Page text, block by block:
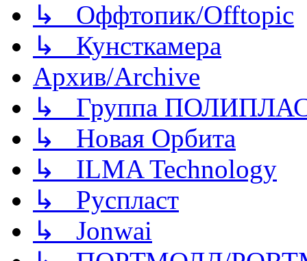
↳ Оффтопик/Offtopic
↳ Кунсткамера
Архив/Archive
↳ Группа
↳ Новая Орбита
↳ ILMA Technology
↳ Руспласт
↳ Jonwai